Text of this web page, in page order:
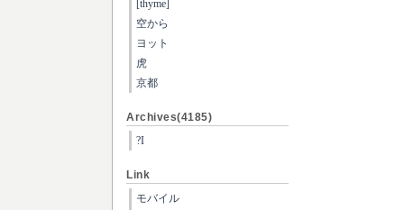
[thyme]
空から
ヨット
虎
京都
Archives(4185)
?I
Link
モバイル